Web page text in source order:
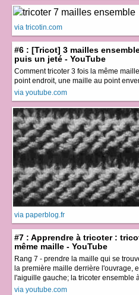
via tricotin.com
#6 : [Tricot] 3 mailles
puis un jeté - YouTube
Comment tricoter 3 fois la même
point endroit, une maille au point
via youtube.com
via paperblog.fr
#7 : Apprendre à tricoter :
même maille - YouTube
Rang 7 - prendre la maille qui se
la première maille derrière l'ouvrage,
l'aiguille gauche; la tricoter ensemble
via youtube.com